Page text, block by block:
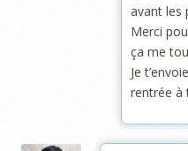
avant les
Merci
ça me
Je
rentrée à